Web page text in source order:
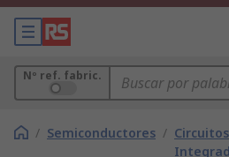
Nº ref. fabric.
/ Semiconductores / Circuitos